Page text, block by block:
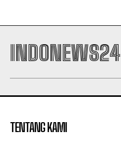
INDONEWS24
TENTANG KAMI